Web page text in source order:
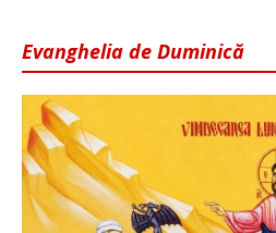
Evanghelia de Duminică